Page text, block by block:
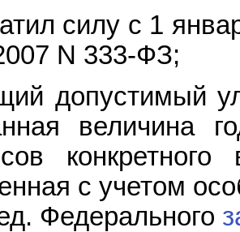
силу с 1
N 333-ФЗ;
допустимый
величина
с учетом
Федерального